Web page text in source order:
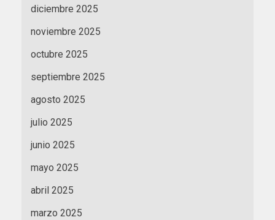
diciembre 2025
noviembre 2025
octubre 2025
septiembre 2025
agosto 2025
julio 2025
junio 2025
mayo 2025
abril 2025
marzo 2025